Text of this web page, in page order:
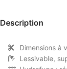
Description
Dimensions à
Lessivable,